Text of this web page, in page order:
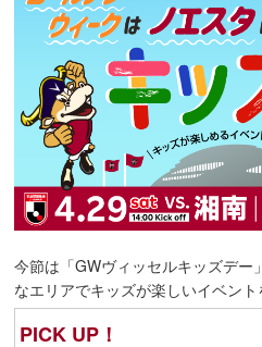
今節は「GWヴィッセルキッズデー
なエリアでキッズが楽しいイベント
PICK UP！